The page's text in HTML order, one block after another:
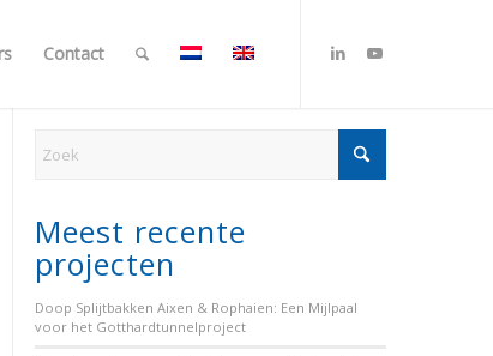
Contact
Meest recente
projecten
Doop Splijtbakken Aixen & Rophaien: Een Mijlpaal
voor het Gotthardtunnelproject